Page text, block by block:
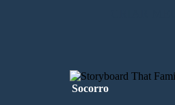
Socorro